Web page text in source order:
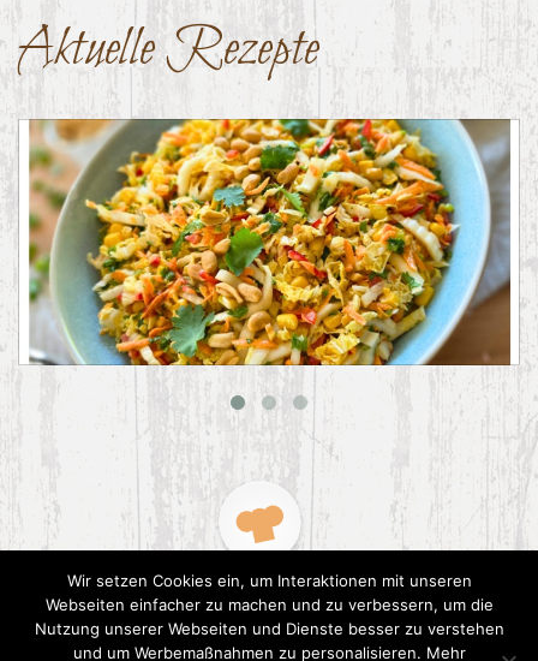
Aktuelle Rezepte
Asiatischer Chinakohl-Salat
Wir setzen Cookies ein, um Interaktionen mit unseren
Webseiten einfacher zu machen und zu verbessern, um die
Nutzung unserer Webseiten und Dienste besser zu verstehen
und um Werbemaßnahmen zu personalisieren. Mehr